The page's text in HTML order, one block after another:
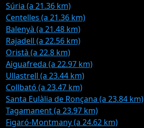
Súria (a 21.36 km)
Centelles (a 21.36 km)
Balenyà (a 21.48 km)
Rajadell (a 22.56 km)
Oristà (a 22.8 km)
Aiguafreda (a 22.97 km)
Ullastrell (a 23.44 km)
Collbató (a 23.47 km)
Santa Eulàlia de Ronçana (a 23.84 km)
Tagamanent (a 23.97 km)
Figaró-Montmany (a 24.62 km)